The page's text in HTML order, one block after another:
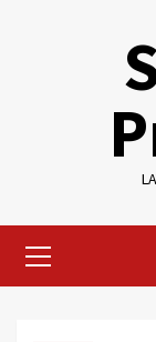
Menu